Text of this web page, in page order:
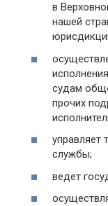
в
нашей
судам
прочих
управляет
службы;
ведет